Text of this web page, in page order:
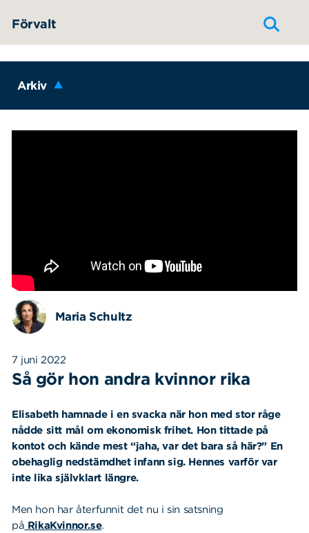
Förvalt
Arkiv
Maria Schultz
7 juni 2022
Så gör hon andra kvinnor rika
Elisabeth hamnade i en svacka när hon med stor råge
nådde sitt mål om ekonomisk frihet. Hon tittade på
kontot och kände mest “jaha, var det bara så här?” En
obehaglig nedstämdhet infann sig. Hennes varför var
inte lika självklart längre.
Men hon har återfunnit det nu i sin satsning
på RikaKvinnor.se.